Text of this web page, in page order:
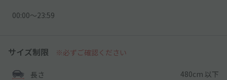
00:00〜23:59
サイズ制限 ※必ずご確認ください
長さ 480cm 以下